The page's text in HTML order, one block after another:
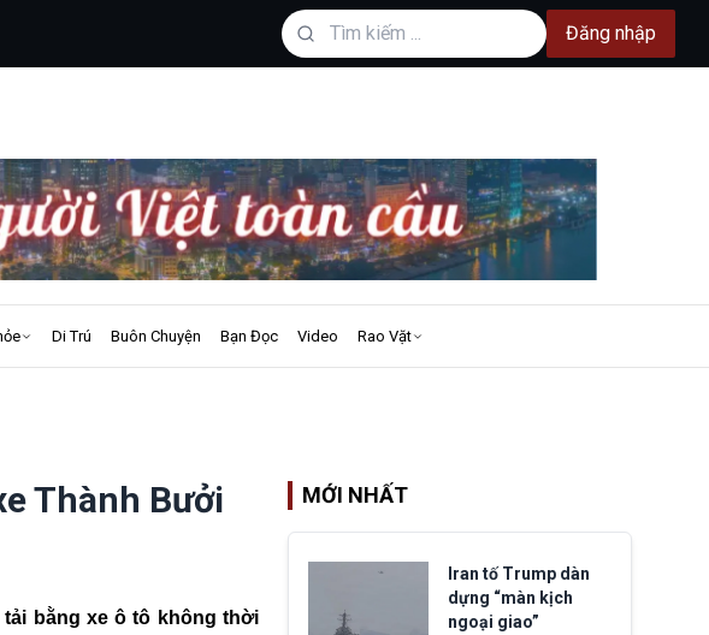
Đăng nhập
Di Trú Buôn Chuyện Bạn Đọc Video Rao Vặt
Thành Bưởi
tải bằng xe ô tô không thời
MỚI NHẤT
Iran tố Trump dàn
dựng “màn kịch
ngoại giao”